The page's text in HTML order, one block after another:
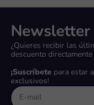
Newsletter
¿Quieres recibir las
descuento
¡Suscríbete para estar
exclusivos!